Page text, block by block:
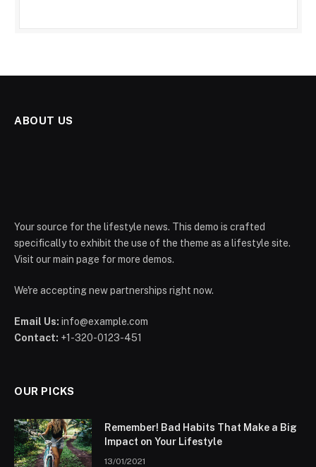
ABOUT US
Your source for the lifestyle news. This demo is crafted
specifically to exhibit the use of the theme as a lifestyle site.
Visit our main page for more demos.
We're accepting new partnerships right now.
Email Us: info@example.com
Contact: +1-320-0123-451
OUR PICKS
Remember! Bad Habits That Make a Big
Impact on Your Lifestyle
13/01/2021